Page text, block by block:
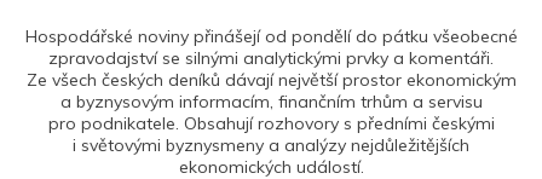
Hospodářské noviny přinášejí od pondělí do pátku všeobecné
zpravodajství se silnými analytickými prvky a komentáři.
Ze všech českých deníků dávají největší prostor ekonomickým
a byznysovým informacím, finančním trhům a servisu
pro podnikatele. Obsahují rozhovory s předními českými
i světovými byznysmeny a analýzy nejdůležitějších
ekonomických událostí.